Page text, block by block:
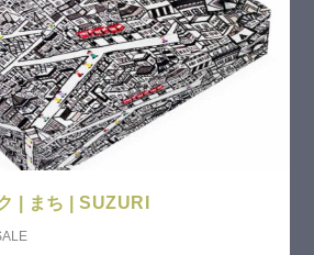
| まち | SUZURI